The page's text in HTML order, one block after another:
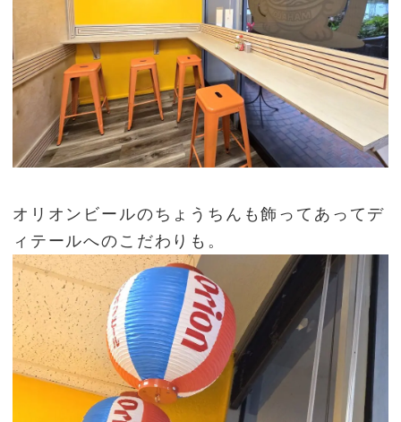
オリオンビールのちょうちんも飾ってあってデ
ィテールへのこだわりも。